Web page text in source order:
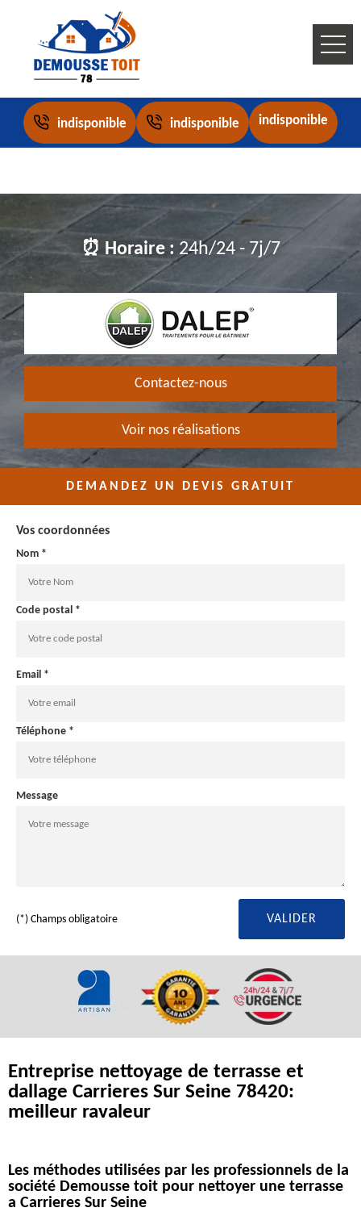
indisponible indisponible indisponible
⏰ Horaire : 24h/24 - 7j/7
Contactez-nous
Voir nos réalisations
DEMANDEZ UN DEVIS GRATUIT
Vos coordonnées
Nom *
Code postal *
Email *
Téléphone *
Message
(*) Champs obligatoire
Entreprise nettoyage de terrasse et
dallage Carrieres Sur Seine 78420:
meilleur ravaleur
Les méthodes utilisées par les professionnels de la
société Demousse toit pour nettoyer une terrasse
a Carrieres Sur Seine